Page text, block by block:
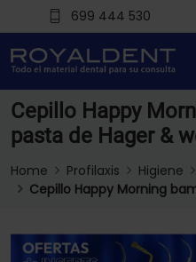
699 444 530
Cepillo Happy
pasta de Hager &
Home Profilaxis Higiene
Cepillo Happy Morning